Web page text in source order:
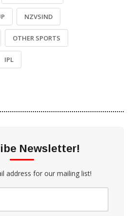
NZVSIND
OTHER SPORTS
IPL
Newsletter!
address for our mailing list!